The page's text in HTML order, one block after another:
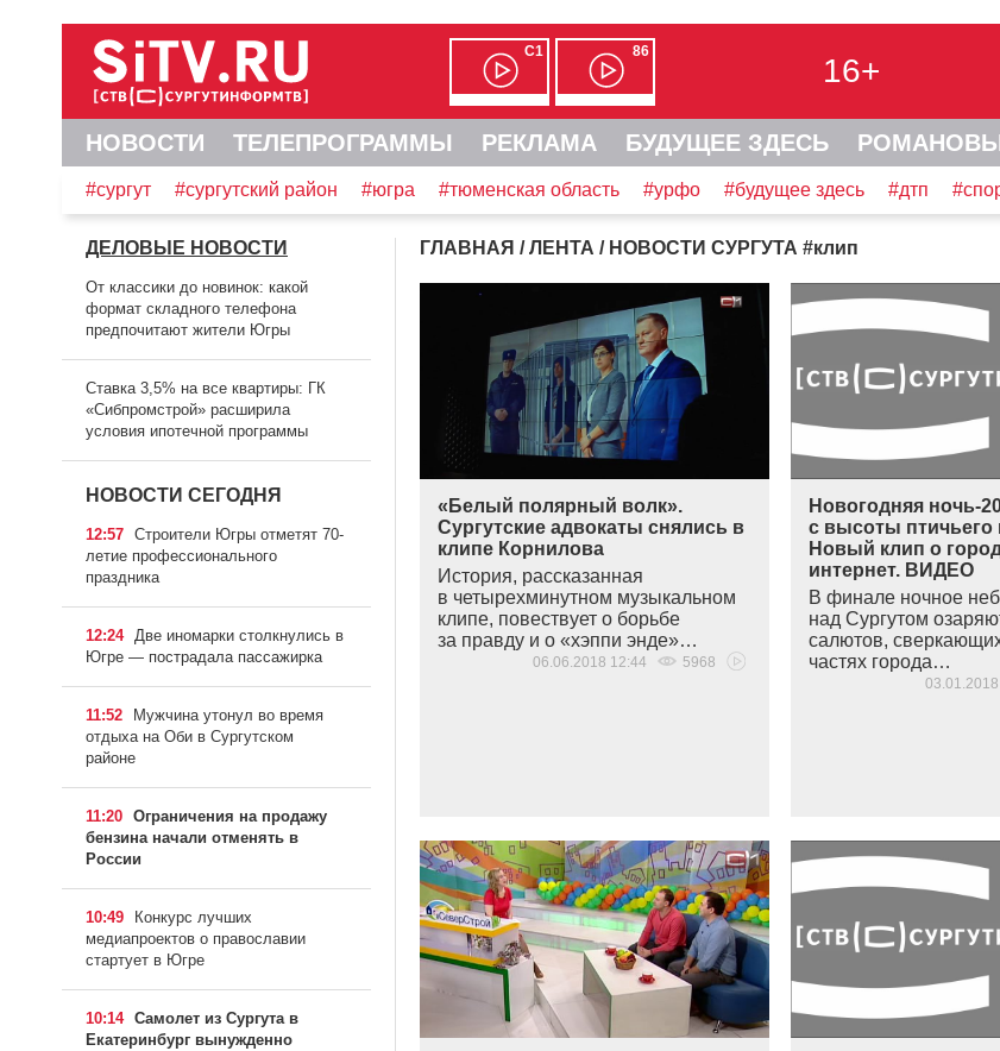
С1 86
16+
НОВОСТИ ТЕЛЕПРОГРАММЫ РЕКЛАМА БУДУЩЕЕ ЗДЕСЬ
#сургут #сургутский район #югра #тюменская область #урфо #будущее здесь #дтп
ГЛАВНАЯ /ЛЕНТА / НОВОСТИ СУРГУТА #клип
«Белый полярный волк».
Сургутские адвокаты снялись в
клипе Корнилова
История, рассказанная
в четырехминутном музыкальном
клипе, повествует о борьбе
за правду и о «хэппи энде»…
06.06.2018 12:44 5968
Новогодняя ночь-
с высоты птичьего
Новый клип о
интернет. ВИДЕО
В финале ночное
над Сургутом
салютов,
частях города…
ДЕЛОВЫЕ НОВОСТИ
От классики до новинок: какой
формат складного телефона
предпочитают жители Югры
Ставка 3,5% на все квартиры: ГК
«Сибпромстрой» расширила
условия ипотечной программы
НОВОСТИ СЕГОДНЯ
12:57 Строители Югры отметят 70-
летие профессионального
праздника
12:24 Две иномарки столкнулись в
Югре — пострадала пассажирка
11:52
Мужчина утонул во время
отдыха на Оби в Сургутском
районе
11:20 Ограничения на продажу
бензина начали отменять в
России
10:49
Конкурс лучших
медиапроектов о православии
стартует в Югре
10:14 Самолет из Сургута в
Екатеринбург вынужденно